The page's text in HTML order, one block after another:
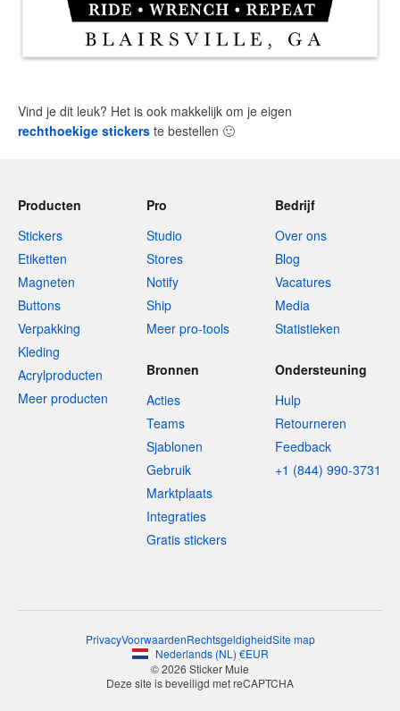
Vind je dit leuk? Het is ook makkelijk om je eigen
rechthoekige stickers te bestellen 🙂
Producten
Stickers
Etiketten
Magneten
Buttons
Verpakking
Kleding
Acrylproducten
Meer producten
Pro
Studio
Stores
Notify
Ship
Meer pro-tools
Bedrijf
Over ons
Blog
Vacatures
Media
Statistieken
Bronnen
Acties
Teams
Sjablonen
Gebruik
Marktplaats
Integraties
Gratis stickers
Ondersteuning
Hulp
Retourneren
Feedback
+1 (844) 990-3731
PrivacyVoorwaardenRechtsgeldigheidSite map
Nederlands(NL ) €EUR
© 2026 Sticker Mule
Deze site is beveiligd met reCAPTCHA